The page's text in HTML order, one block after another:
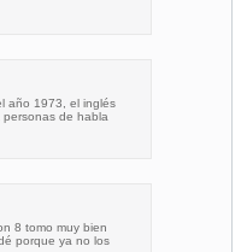
año 1973, el inglés
de habla
8 tomo muy bien
porque ya no los